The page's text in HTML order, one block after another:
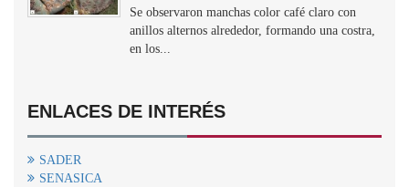
Se observaron manchas color café claro con
anillos alternos alrededor, formando una costra,
en los...
ENLACES DE INTERÉS
SADER
SENASICA